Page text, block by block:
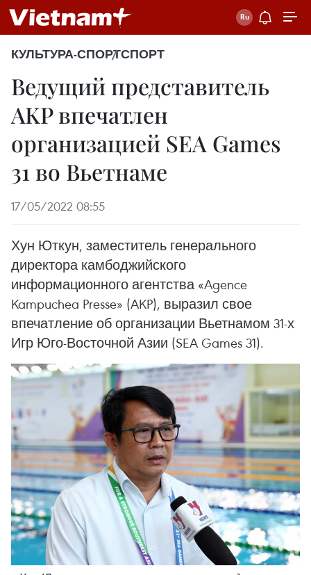
КУЛЬТУРА-СПОРТСПОРТ
Ведущий представитель
AKP впечатлен
организацией SEA Games
31 во Вьетнаме
17/05/2022 08:55
Хун Юткун, заместитель генерального
директора камбоджийского
информационного агентства «Agence
Kampuchea Presse» (AKP), выразил свое
впечатление об организации Вьетнамом 31-х
Игр Юго-Восточной Азии (SEA Games 31).